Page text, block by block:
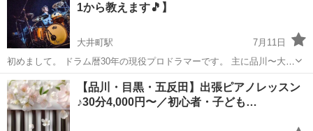
1から教えます🎵】
大井町駅
7月11日
初めまして。 ドラム暦30年の現役プロドラマーです。 主に品川〜大井
町付近で不定期でドラムレッスンを行なっています。 体験希望の方は
ご連絡下さい。 ※演奏活動も行っているため、レッスン実施の曜日時
間や頻度は要相談になります...
東京 品川区 大井町駅 ドラム レッスン
【品川・目黒・五反田】出張ピアノレッスン
♪30分4,000円〜／初心者・子ども…